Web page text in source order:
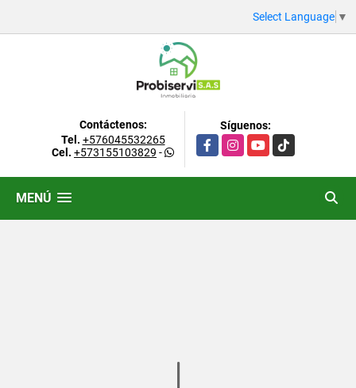
Select Language ▼
Contáctenos:
Tel. +576045532265
Cel. +573155103829 -
Síguenos:
FacebookInstagramYouTubeTikTok
MENÚ